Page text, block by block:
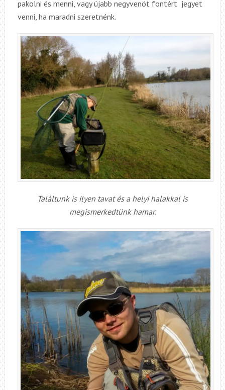
pakolni és menni, vagy újabb negyvenöt fontért jegyet
venni, ha maradni szeretnénk.
Találtunk is ilyen tavat és a helyi halakkal is
megismerkedtünk hamar.